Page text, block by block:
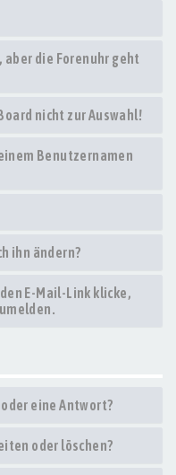
die Forenuhr geht
nicht zur Auswahl!
Benutzernamen
ihn ändern?
E-Mail-Link klicke,
eine Antwort?
oder löschen?